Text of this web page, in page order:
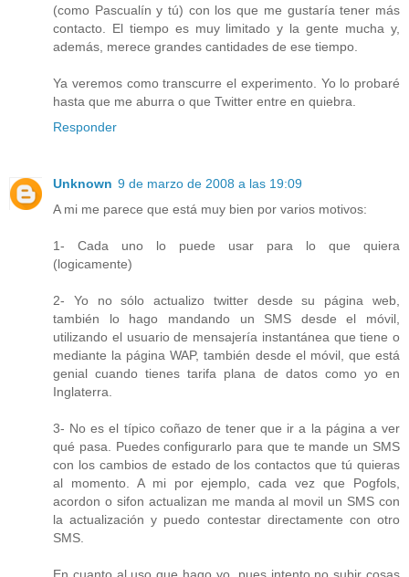
(como Pascualín y tú) con los que me gustaría tener más
contacto. El tiempo es muy limitado y la gente mucha y,
además, merece grandes cantidades de ese tiempo.
Ya veremos como transcurre el experimento. Yo lo probaré
hasta que me aburra o que Twitter entre en quiebra.
Responder
Unknown 9 de marzo de 2008 a las 19:09
A mi me parece que está muy bien por varios motivos:
1- Cada uno lo puede usar para lo que quiera
(logicamente)
2- Yo no sólo actualizo twitter desde su página web,
también lo hago mandando un SMS desde el móvil,
utilizando el usuario de mensajería instantánea que tiene o
mediante la página WAP, también desde el móvil, que está
genial cuando tienes tarifa plana de datos como yo en
Inglaterra.
3- No es el típico coñazo de tener que ir a la página a ver
qué pasa. Puedes configurarlo para que te mande un SMS
con los cambios de estado de los contactos que tú quieras
al momento. A mi por ejemplo, cada vez que Pogfols,
acordon o sifon actualizan me manda al movil un SMS con
la actualización y puedo contestar directamente con otro
SMS.